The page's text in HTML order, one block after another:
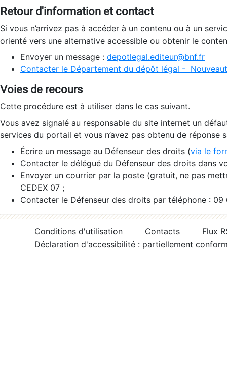
Retour d'information et contact
Si vous n’arrivez pas à accéder à un contenu ou à un
orienté vers une alternative accessible ou obtenir le
Envoyer un message : depotlegal.editeur@bnf.fr
Contacter le Département du dépôt légal -
Voies de recours
Cette procédure est à utiliser dans le cas suivant.
Vous avez signalé au responsable du site internet un
services du portail et vous n’avez pas obtenu de réponse
Écrire un message au Défenseur des droits (via le
Contacter le délégué du Défenseur des droits dans
Envoyer un courrier par la poste (gratuit, ne pas
CEDEX 07 ;
Contacter le Défenseur des droits par téléphone :
Conditions d'utilisation Contacts
Flux
Déclaration d'accessibilité : partiellement